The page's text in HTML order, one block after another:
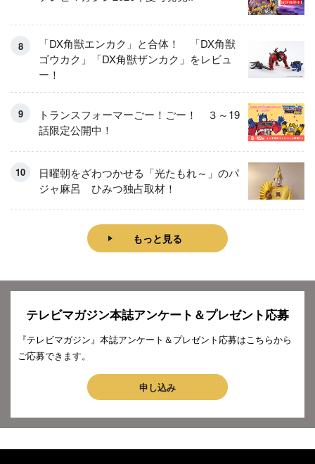
「DX角獣エンカク」と合体！ 「DX角獣
ゴウカク」「DX角獣ザンカク」をレビュ
ー！
トランスフォーマーごー！ごー！ ３～19
話限定公開中！
日曜朝をざわつかせる「光たもれ～」のパ
ジャ麻呂 ひみつ独占取材！
もっと見る
テレビマガジン本誌アンケート＆プレゼント応募
『テレビマガジン』本誌アンケート＆プレゼント応募はこちらから
ご応募できます。
申し込み